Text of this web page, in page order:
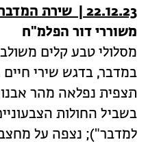
22.12.23 | שירת המדבר
משוררי דור הפלמ"ח
מסלולי טבע קלים
במדבר, בדגש שירי חיים
תצפית נפלאה מהר
בשביל החולות
למדבר"); נצפה על